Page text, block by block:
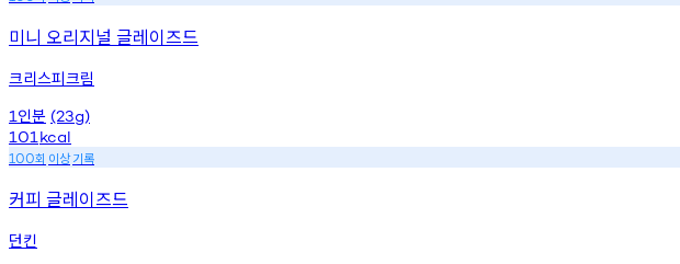
미니 오리지널 글레이즈드
크리스피크림
1 인분 (23g)
101 kcal
100회 이상기록
커피 글레이즈드
던킨